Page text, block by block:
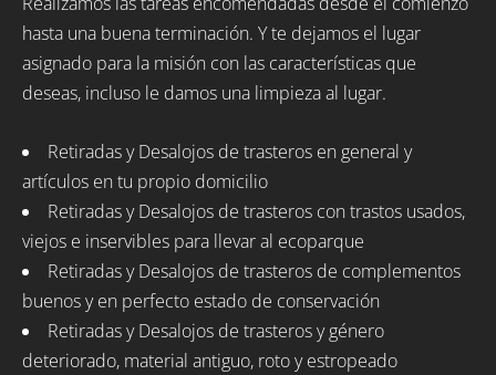
hasta una buena terminación. Y te dejamos el lugar
asignado para la misión con las características que
deseas, incluso le damos una limpieza al lugar.
Retiradas y Desalojos de trasteros en general y
artículos en tu propio domicilio
Retiradas y Desalojos de trasteros con trastos usados,
viejos e inservibles para llevar al ecoparque
Retiradas y Desalojos de trasteros de complementos
buenos y en perfecto estado de conservación
Retiradas y Desalojos de trasteros y género
deteriorado, material antiguo, roto y estropeado